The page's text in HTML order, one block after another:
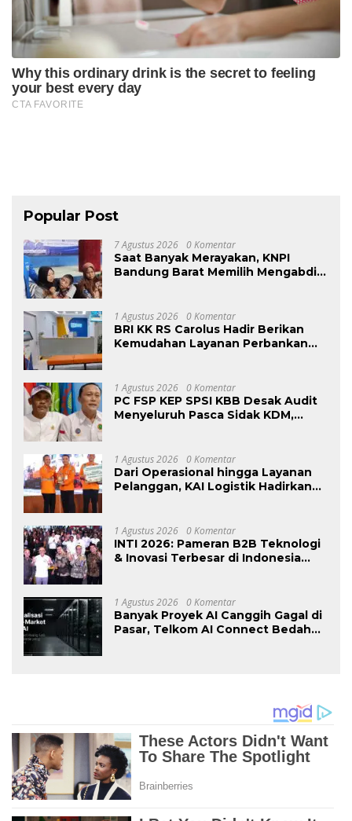
Popular Post
7 Agustus 2026 0 Komentar
Saat Banyak Merayakan, KNPI
Bandung Barat Memilih Mengabdi:
Warga Kurang Mampu
1 Agustus 2026 0 Komentar
BRI KK RS Carolus Hadir Berikan
Kemudahan Layanan Perbankan
1 Agustus 2026 0 Komentar
PC FSP KEP SPSI KBB Desak Audit
Menyeluruh Pasca Sidak KDM,
Ketenagakerjaan”
1 Agustus 2026 0 Komentar
Dari Operasional hingga Layanan
Pelanggan, KAI Logistik Hadirkan
1 Agustus 2026 0 Komentar
INTI 2026: Pameran B2B Teknologi
& Inovasi Terbesar di Indonesia
1 Agustus 2026 0 Komentar
Banyak Proyek AI Canggih Gagal di
Pasar, Telkom AI Connect Bedah